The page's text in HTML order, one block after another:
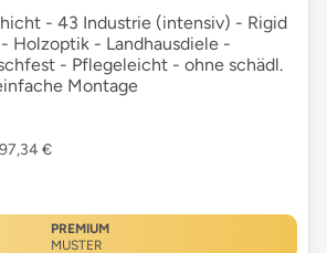
- 43 Industrie (intensiv) - Rigid
Holzoptik - Landhausdiele -
- Pflegeleicht - ohne schädl.
Montage
€
PREMIUM
MUSTER